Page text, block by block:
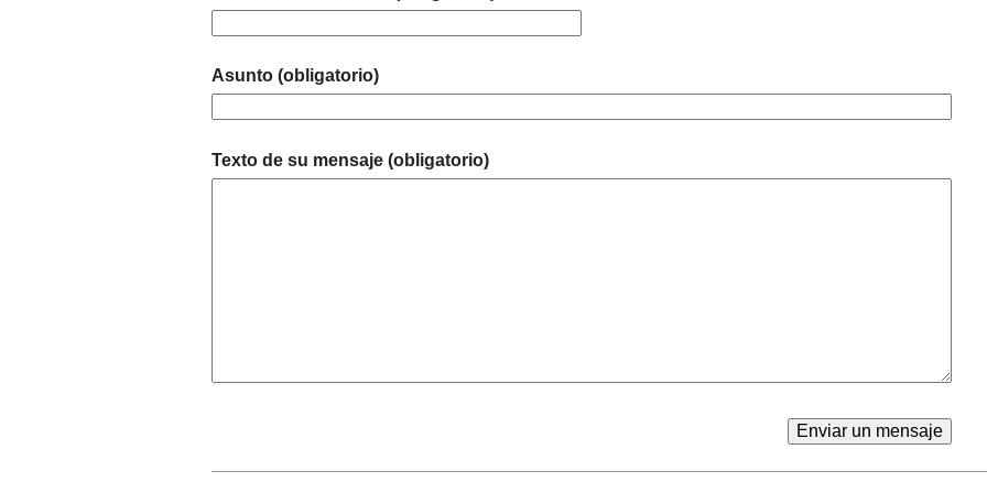
Asunto (obligatorio)
Texto de su mensaje (obligatorio)